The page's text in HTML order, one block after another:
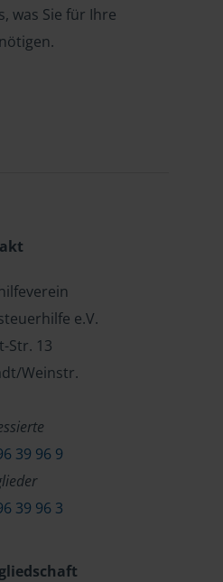
was Sie für Ihre
e.V.
Str. 13
Weinstr.
39 96 9
39 96 3